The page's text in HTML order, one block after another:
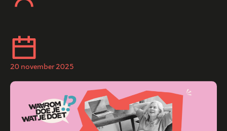
20 november 2025